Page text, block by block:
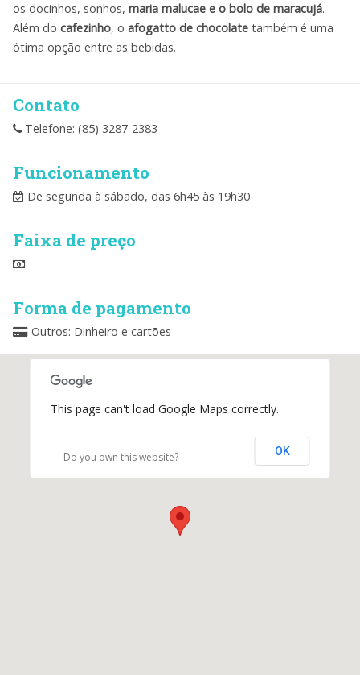
os docinhos, sonhos, maria malucae e o bolo de maracujá.
Além do cafezinho, o afogatto de chocolate também é uma
ótima opção entre as bebidas.
Contato
Telefone: (85) 3287-2383
Funcionamento
De segunda à sábado, das 6h45 às 19h30
Faixa de preço
Forma de pagamento
Outros: Dinheiro e cartões
This page can't load Google Maps correctly.
Do you own this website? OK